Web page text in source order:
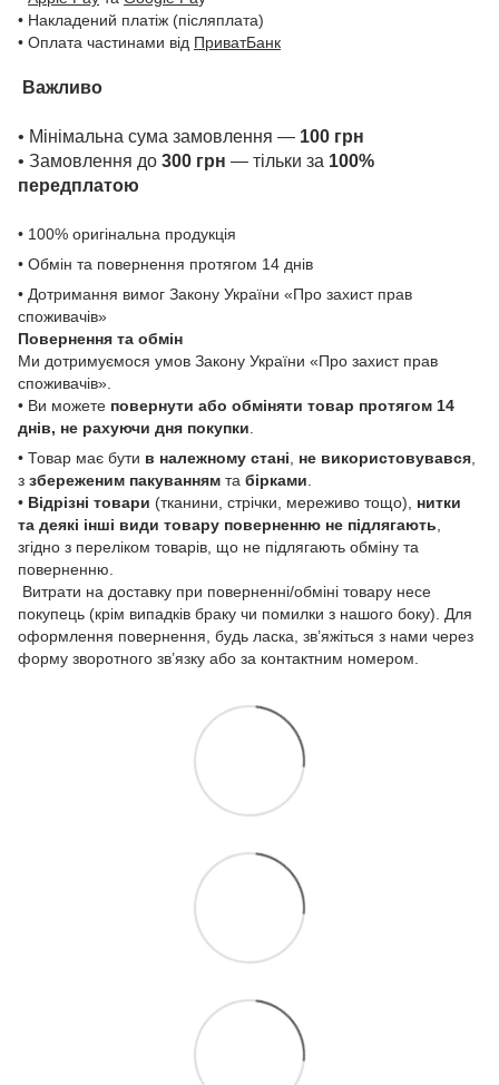
• Накладений платіж (післяплата)
• Оплата частинами від ПриватБанк
Важливо
• Мінімальна сума замовлення — 100 грн
• Замовлення до 300 грн — тільки за 100%
передплатою
• 100% оригінальна продукція
• Обмін та повернення протягом 14 днів
• Дотримання вимог Закону України «Про захист прав
споживачів»
Повернення та обмін
Ми дотримуємося умов Закону України «Про захист прав
споживачів».
• Ви можете повернути або обміняти товар протягом 14
днів, не рахуючи дня покупки
• Товар має бути в належному стані не використовувався
з збереженим пакуванням та бірками
• Відрізні товари (тканини, стрічки, мереживо тощо), нитки
та деякі інші види товару поверненню не підлягають
згідно з переліком товарів, що не підлягають обміну та
поверненню.
Витрати на доставку при поверненні/обміні товару несе
покупець (крім випадків браку чи помилки з нашого боку). Для
оформлення повернення, будь ласка, зв’яжіться з нами через
форму зворотного зв’язку або за контактним номером.